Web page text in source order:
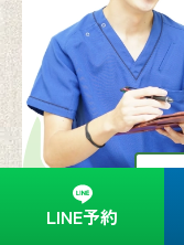
LINE予約